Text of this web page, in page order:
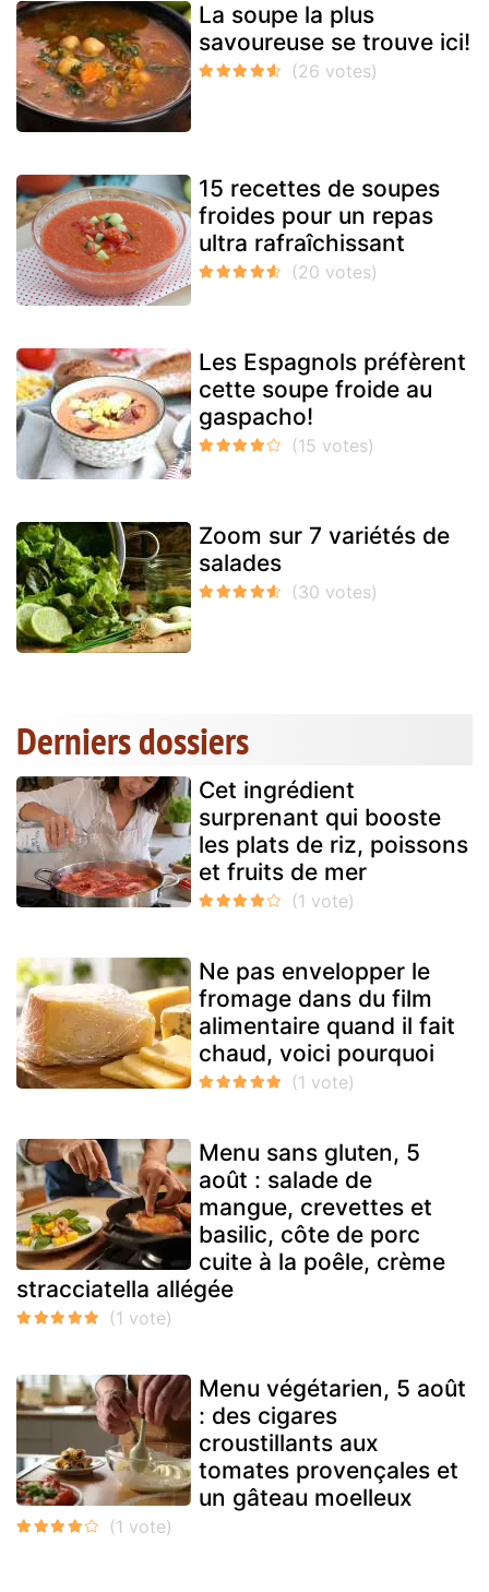
La soupe la plus
savoureuse se trouve ici!
15 recettes de soupes
froides pour un repas
ultra rafraîchissant
Les Espagnols préfèrent
cette soupe froide au
gaspacho!
Zoom sur 7 variétés de
salades
Derniers dossiers
Cet ingrédient
surprenant qui booste
les plats de riz, poissons
et fruits de mer
Ne pas envelopper le
fromage dans du film
alimentaire quand il fait
chaud, voici pourquoi
Menu sans gluten, 5
août : salade de
mangue, crevettes et
basilic, côte de porc
cuite à la poêle, crème
stracciatella allégée
Menu végétarien, 5 août
: des cigares
croustillants aux
tomates provençales et
un gâteau moelleux